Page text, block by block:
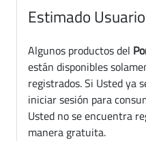
Estimado Usuario
Algunos productos del
están disponibles
registrados. Si Usted ya
iniciar sesión para
Usted no se encuentra
manera gratuita.